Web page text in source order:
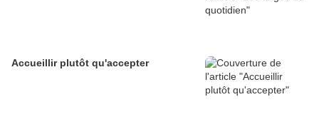
Accueillir plutôt qu'accepter